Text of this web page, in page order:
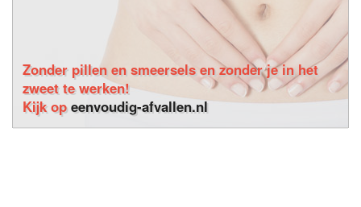
Zonder pillen en smeersels en zonder je in het
zweet te werken!
Kijk opeenvoudig-afvallen.nl